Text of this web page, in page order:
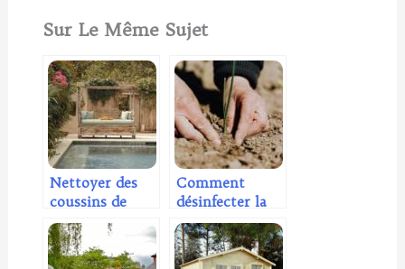
e
b
o
o
k
to
d
o
n
ai
l
ta
g
er
Sur Le Même Sujet
Nettoyer des
coussins de
salon de jardin :
comment s’y
prendre ?
Comment
désinfecter la
terre du jardin :
nos méthodes